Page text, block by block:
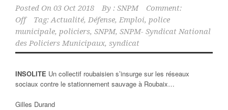
Posted On 03 Oct 2018 By : SNPM
Comment:
Off
Tag:Actualité, Défense, Emploi, police
municipale, policiers, SNPM, SNPM- Syndicat National
des Policiers Municipaux, syndicat
INSOLITE Un collectif roubaisien s’insurge sur les réseaux
sociaux contre le stationnement sauvage à Roubaix…
Gilles Durand